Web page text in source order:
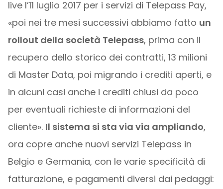
live l’11 luglio 2017 per i servizi di Telepass Pay,
«poi nei tre mesi successivi abbiamo fatto un
rollout della società Telepass, prima con il
recupero dello storico dei contratti, 13 milioni
di Master Data, poi migrando i crediti aperti, e
in alcuni casi anche i crediti chiusi da poco
per eventuali richieste di informazioni del
cliente». Il sistema si sta via via ampliando,
ora copre anche nuovi servizi Telepass in
Belgio e Germania, con le varie specificità di
fatturazione, e pagamenti diversi dai pedaggi: